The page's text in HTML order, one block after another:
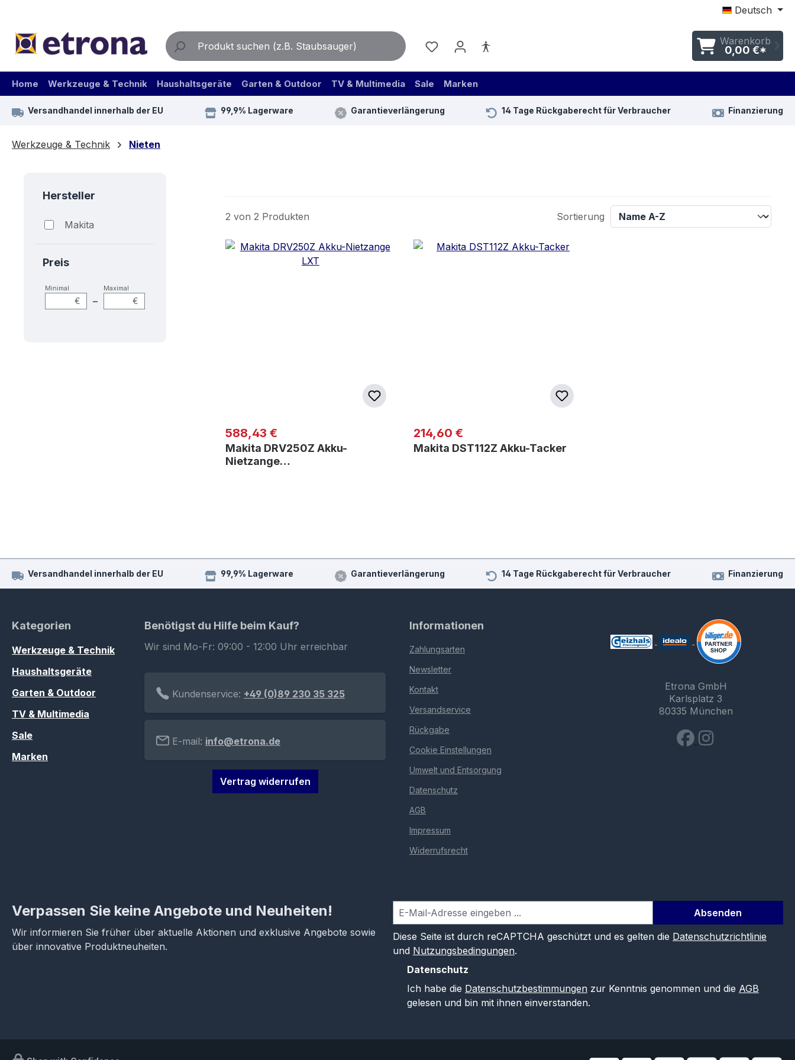
Deutsch
Warenkorb
0,00 €*
Home Werkzeuge & Technik Haushaltsgeräte Garten & Outdoor TV & Multimedia Sale Marken
Versandhandel innerhalb der EU 99,9% Lagerware Garantieverlängerung 14 Tage Rückgaberecht für Verbraucher Finanzierung
Werkzeuge & Technik Nieten
Hersteller
Makita
Preis
Minimal
€ –
Maximal
€
2 von 2 Produkten Sortierung
Regulärer Preis:
588,43 €
Makita DRV250Z Akku-
Nietzange…
Regulärer Preis:
214,60 €
Makita DST112Z Akku-Tacker
Versandhandel innerhalb der EU 99,9% Lagerware Garantieverlängerung 14 Tage Rückgaberecht für Verbraucher Finanzierung
Kategorien
Werkzeuge & Technik
Haushaltsgeräte
Garten & Outdoor
TV & Multimedia
Sale
Marken
Benötigst du Hilfe beim Kauf?
Wir sind Mo-Fr: 09:00 - 12:00 Uhr erreichbar
Kundenservice: +49 (0)89 230 35 325
E-mail: info@etrona.de
Vertrag widerrufen
Informationen
Zahlungsarten
Newsletter
Kontakt
Versandservice
Rückgabe
Cookie Einstellungen
Umwelt und Entsorgung
Datenschutz
AGB
Impressum
Widerrufsrecht
Etrona GmbH
Karlsplatz 3
80335 München
Verpassen Sie keine Angebote und Neuheiten!
Wir informieren Sie früher über aktuelle Aktionen und exklusive Angebote sowie
über innovative Produktneuheiten.
Absenden
Diese Seite ist durch reCAPTCHA geschützt und es gelten die Datenschutzrichtlinie
und Nutzungsbedingungen.
Datenschutz
Ich habe die Datenschutzbestimmungenzur Kenntnis genommen und die AGB
gelesen und bin mit ihnen einverstanden.